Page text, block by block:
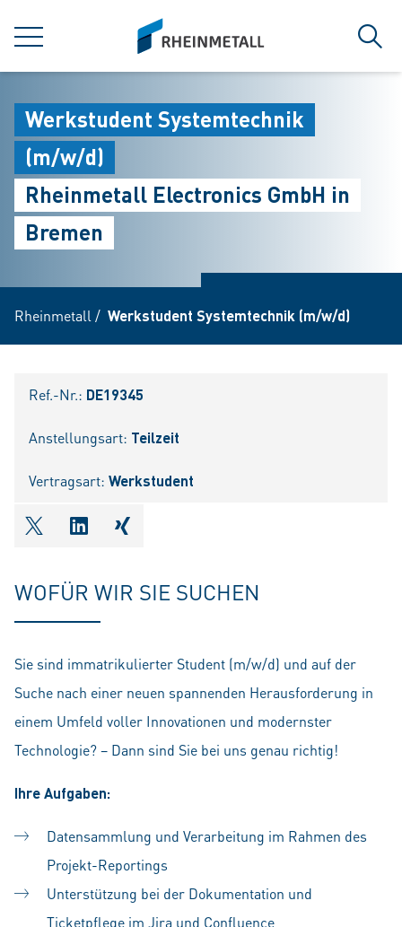
MENÜ
siteLogo
Werkstudent Systemtechnik
(m/w/d)
Rheinmetall Electronics GmbH in
Bremen
Rheinmetall / Werkstudent Systemtechnik (m/w/d)
Ref.-Nr.: DE19345
Anstellungsart: Teilzeit
Vertragsart: Werkstudent
shareOntwitter
shareOnlinkedIn
shareOnxing
WOFÜR WIR SIE SUCHEN
Sie sind immatrikulierter Student (m/w/d) und auf der
Suche nach einer neuen spannenden Herausforderung in
einem Umfeld voller Innovationen und modernster
Technologie? – Dann sind Sie bei uns genau richtig!
Ihre Aufgaben:
Datensammlung und Verarbeitung im Rahmen des
Projekt-Reportings
Unterstützung bei der Dokumentation und
Ticketpflege im Jira und Confluence